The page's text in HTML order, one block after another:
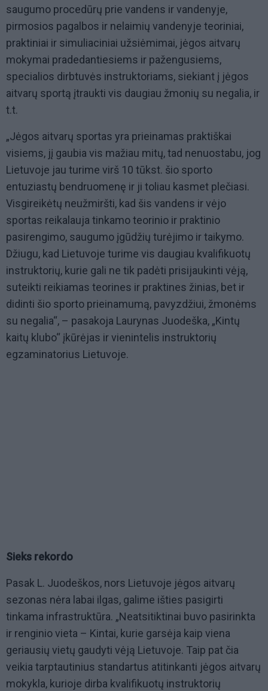
saugumo procedūrų prie vandens ir vandenyje,
pirmosios pagalbos ir nelaimių vandenyje teoriniai,
praktiniai ir simuliaciniai užsiėmimai, jėgos aitvarų
mokymai pradedantiesiems ir pažengusiems,
specialios dirbtuvės instruktoriams, siekiant į jėgos
aitvarų sportą įtraukti vis daugiau žmonių su negalia, ir
t.t.
„Jėgos aitvarų sportas yra prieinamas praktiškai
visiems, jį gaubia vis mažiau mitų, tad nenuostabu, jog
Lietuvoje jau turime virš 10 tūkst. šio sporto
entuziastų bendruomenę ir ji toliau kasmet plečiasi.
Visgireikėtų neužmiršti, kad šis vandens ir vėjo
sportas reikalauja tinkamo teorinio ir praktinio
pasirengimo, saugumo įgūdžių turėjimo ir taikymo.
Džiugu, kad Lietuvoje turime vis daugiau kvalifikuotų
instruktorių, kurie gali ne tik padėti prisijaukinti vėją,
suteikti reikiamas teorines ir praktines žinias, bet ir
didinti šio sporto prieinamumą, pavyzdžiui, žmonėms
su negalia“, – pasakoja Laurynas Juodeška, „Kintų
kaitų klubo“ įkūrėjas ir vienintelis instruktorių
egzaminatorius Lietuvoje.
Sieks rekordo
Pasak L. Juodeškos, nors Lietuvoje jėgos aitvarų
sezonas nėra labai ilgas, galime išties pasigirti
tinkama infrastruktūra. „Neatsitiktinai buvo pasirinkta
ir renginio vieta – Kintai, kurie garsėja kaip viena
geriausių vietų gaudyti vėją Lietuvoje. Taip pat čia
veikia tarptautinius standartus atitinkanti jėgos aitvarų
mokykla, kurioje dirba kvalifikuotų instruktorių